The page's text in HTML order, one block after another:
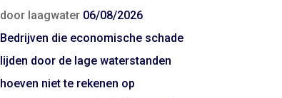
door laagwater 06/08/2026
Bedrijven die economische schade
lijden door de lage waterstanden
hoeven niet te rekenen op